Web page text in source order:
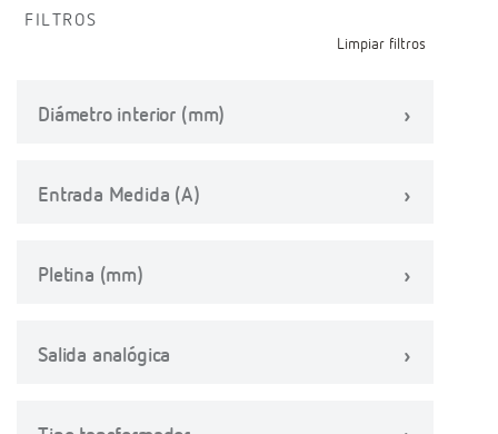
FILTROS
Limpiar filtros
Diámetro interior (mm)
Entrada Medida (A)
Pletina (mm)
Salida analógica